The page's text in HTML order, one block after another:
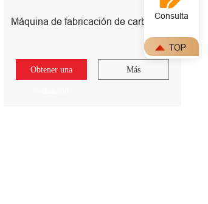
Máquina de fabricación de carbón de aserrín
Obtener una Más
Consulta